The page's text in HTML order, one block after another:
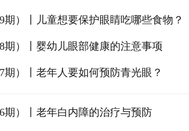
期）丨儿童想要保护眼睛吃哪些食物？
期）丨婴幼儿眼部健康的注意事项
期）丨老年人要如何预防青光眼？
期）丨老年白内障的治疗与预防